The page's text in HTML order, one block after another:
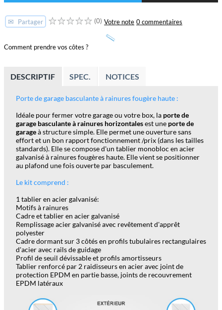
✉ Partager (0) Votre note 0 commentaires
Comment prendre vos côtes ?
DESCRIPTIF SPEC. NOTICES
Porte de garage basculante à rainuresfougère haute :
Idéale pour fermer votre garage ou votre box, la porte de
garage basculante à rainures horizontalesest une porte de
garageà structure simple. Elle permet une ouverture sans
effort et un bon rapport fonctionnement /prix (dans les tailles
standards). Elle se compose d'un tablier monobloc en acier
galvanisé à rainuresfougères haute. Elle vient se positionner
au plafond une fois ouverte par basculement.
Le kit comprend :
1 tablier en acier galvanisé:
Motifs à rainures
Cadre et tablier en acier galvanisé
Remplissage acier galvanisé avec revêtement d'apprêt
polyester
Cadre dormant sur 3 côtés en profils tubulaires rectangulaires
d'acier avec rails de guidage
Profil de seuil dévissable et profils amortisseurs
Tablier renforcé par 2 raidisseurs en acier avec joint de
protection EPDM en partie basse, joints de recouvrement
EPDM latéraux